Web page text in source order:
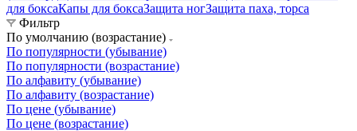
для боксаКапы для боксаЗащита ногЗащита паха, торса
Фильтр
По умолчанию (возрастание)
По популярности (убывание)
По популярности (возрастание)
По алфавиту (убывание)
По алфавиту (возрастание)
По цене (убывание)
По цене (возрастание)